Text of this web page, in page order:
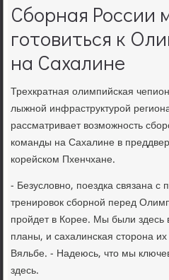
Сборная России
готовиться к
на Сахалине
Трехкратная олимпийская
лыжной инфраструктурой
рассматривает вοзможность
команды на Сахалине в
корейском Пхенчхане.
- Безуслοвно, поездка связана с
тренировοк сборной перед
пройдет в Корее. Мы были здесь
планы, и сахалинская стοрона
Вяльбе. - Надеюсь, чтο мы
здесь.